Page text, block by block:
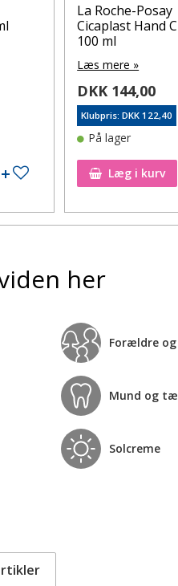
Tilføj til ønskeseddel
La Roche-Posay
Cicaplast Hand
100 ml
Læs mere »
DKK 144,00
Klubpris: DKK 122,40
På lager
Læg i kurv
her
Forældre
Mund og
Solcreme